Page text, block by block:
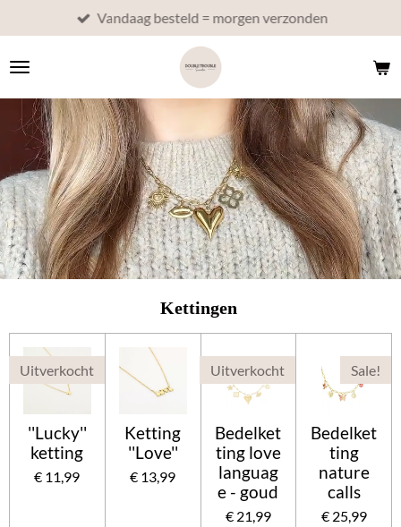
direct
naar
hoofdinhoud
Vandaag besteld = morgen verzonden
Kettingen
Uitverkocht
''Lucky''
ketting
€ 11,99
Ketting
''Love''
€ 13,99
Uitverkocht
Bedelket
ting love
languag
e - goud
€ 21,99
Sale!
Bedelket
ting
nature
calls
€ 25,99